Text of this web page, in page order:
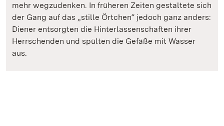
mehr wegzudenken. In früheren Zeiten gestaltete sich
der Gang auf das „stille Örtchen“ jedoch ganz anders:
Diener entsorgten die Hinterlassenschaften ihrer
Herrschenden und spülten die Gefäße mit Wasser
aus.